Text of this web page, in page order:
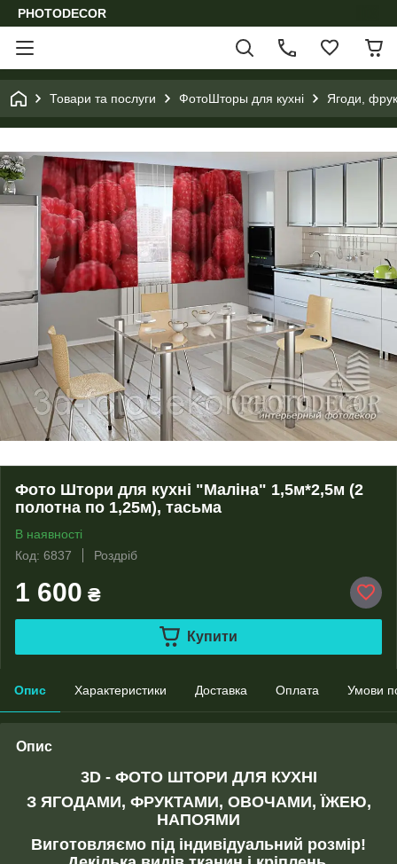
PHOTODECOR
Товари та послуги ФотоШторы для кухні Ягоди,
Фото Штори для кухні "Маліна" 1,5м*2,5м (2
полотна по 1,25м), тасьма
В наявності
Код: 6837
Роздріб
1 600 ₴
Купити
Опис Характеристики Доставка Оплата Умови
Опис
3D - ФОТО ШТОРИ ДЛЯ КУХНІ
З ЯГОДАМИ, ФРУКТАМИ, ОВОЧАМИ, ЇЖЕЮ,
НАПОЯМИ
Виготовляємо під індивідуальний розмір!